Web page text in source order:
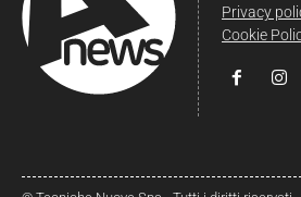
Privacy
Cookie